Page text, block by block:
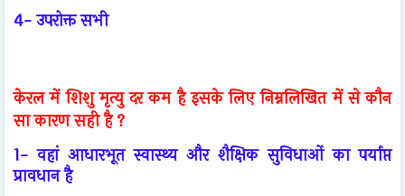
4- उपरोक्त सभी
केरल में शिशु मृत्यु दर कम है इसके लिए निम्नलिखित में से कौन
सा कारण सही है ?
1- वहां आधारभूत स्वास्थ्य और शैक्षिक सुविधाओं का पर्याप्त
प्रावधान है